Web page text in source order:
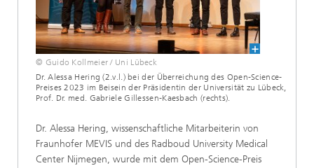
© Guido Kollmeier / Uni Lübeck
Dr. Alessa Hering (2.v.l.) bei der Überreichung des Open-Science-
Preises 2023 im Beisein der Präsidentin der Universität zu Lübeck,
Prof. Dr. med. Gabriele Gillessen-Kaesbach (rechts).
Dr. Alessa Hering, wissenschaftliche Mitarbeiterin von
Fraunhofer MEVIS und des Radboud University Medical
Center Nijmegen, wurde mit dem Open-Science-Preis